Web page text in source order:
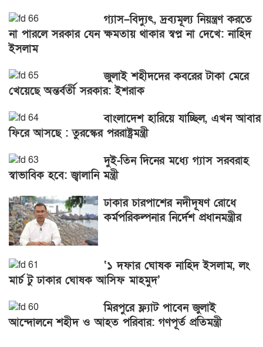
গ্যাস–বিদ্যুৎ, দ্রব্যমূল্য নিয়ন্ত্রণ করতে
না পারলে সরকার যেন ক্ষমতায় থাকার স্বপ্ন না দেখে: নাহিদ
ইসলাম
জুলাই শহীদদের কবরের টাকা মেরে
খেয়েছে অন্তর্বর্তী সরকার: ইশরাক
বাংলাদেশ হারিয়ে যাচ্ছিল, এখন আবার
ফিরে আসছে : তুরস্কের পররাষ্ট্রমন্ত্রী
দুই-তিন দিনের মধ্যে গ্যাস সরবরাহ
স্বাভাবিক হবে: জ্বালানি মন্ত্রী
ঢাকার চারপাশের নদীদূষণ রোধে
কর্মপরিকল্পনার নির্দেশ প্রধানমন্ত্রীর
‘১ দফার ঘোষক নাহিদ ইসলাম, লং
মার্চ টু ঢাকার ঘোষক আসিফ মাহমুদ’
মিরপুরে ফ্ল্যাট পাবেন জুলাই
আন্দোলনে শহীদ ও আহত পরিবার: গণপূর্ত প্রতিমন্ত্রী